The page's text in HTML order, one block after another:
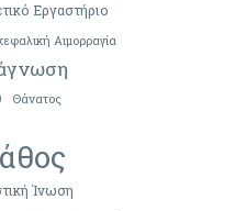
Εργαστήριο
Αιμορραγία
Θάνατος
Ίνωση